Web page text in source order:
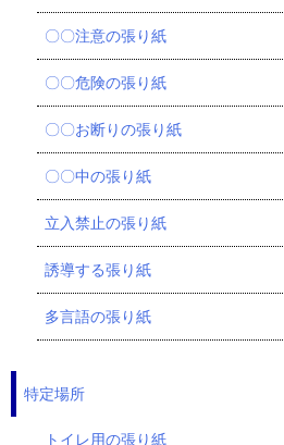
〇〇注意の張り紙
〇〇危険の張り紙
〇〇お断りの張り紙
〇〇中の張り紙
立入禁止の張り紙
誘導する張り紙
多言語の張り紙
特定場所
トイレ用の張り紙